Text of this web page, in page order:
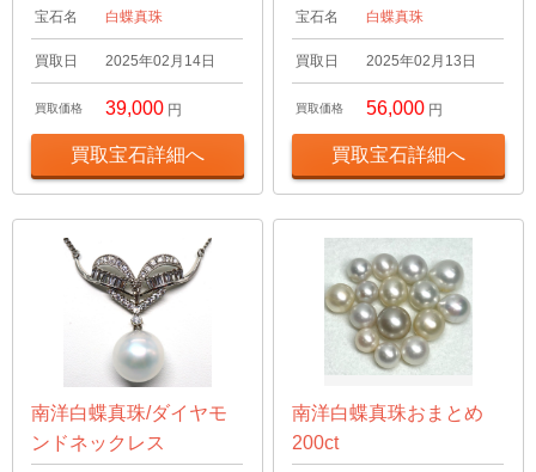
宝石名 白蝶真珠
買取日 2025年02月14日
買取価格 39,000 円
買取宝石詳細へ
宝石名 白蝶真珠
買取日 2025年02月13日
買取価格 56,000 円
買取宝石詳細へ
南洋白蝶真珠/ダイヤモ
ンドネックレス
南洋白蝶真珠おまとめ
200ct